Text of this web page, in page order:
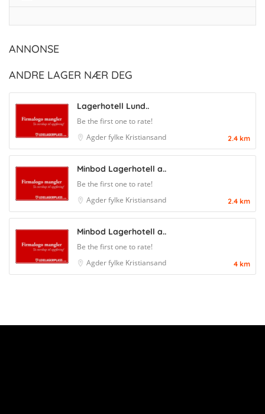
ANNONSE
ANDRE LAGER NÆR DEG
Lagerhotell Lund..
Be the first one to rate!
Agder fylke Kristiansand 2.4 km
Minbod Lagerhotell a..
Be the first one to rate!
Agder fylke Kristiansand 2.4 km
Minbod Lagerhotell a..
Be the first one to rate!
Agder fylke Kristiansand 4 km